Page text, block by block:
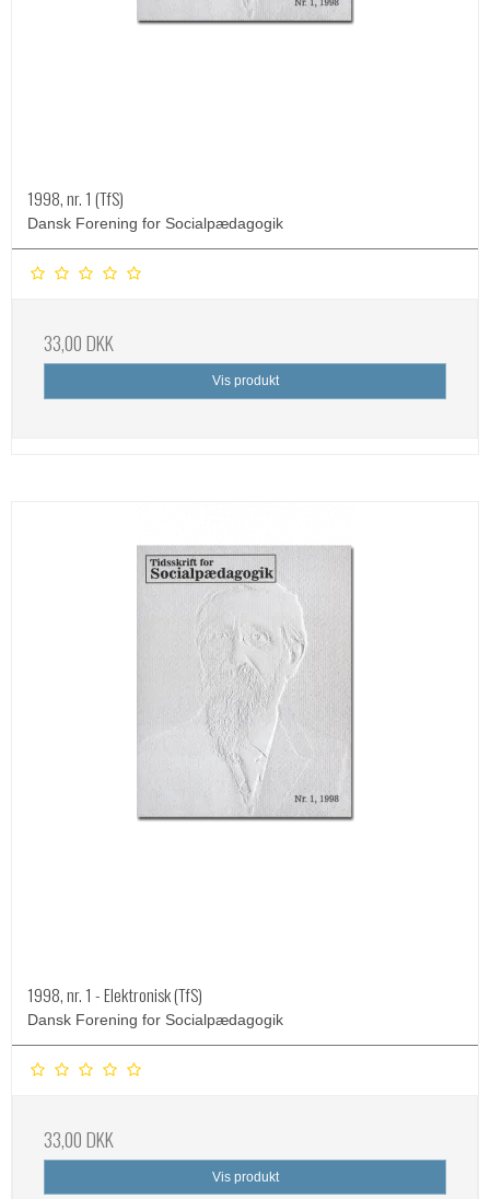
1998, nr. 1 (TfS)
Dansk Forening for Socialpædagogik
33,00 DKK
Vis produkt
1998, nr. 1 - Elektronisk (TfS)
Dansk Forening for Socialpædagogik
33,00 DKK
Vis produkt